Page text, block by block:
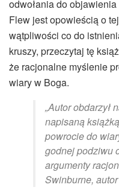
odwołania do
Flew jest opowieścią o
wątpliwości co do
kruszy, przeczytaj tę
że racjonalne myślenie
wiary w Boga.
„Autor obdarzył
napisaną
powrocie do
godnej podziwu
argumenty
Swinburne,